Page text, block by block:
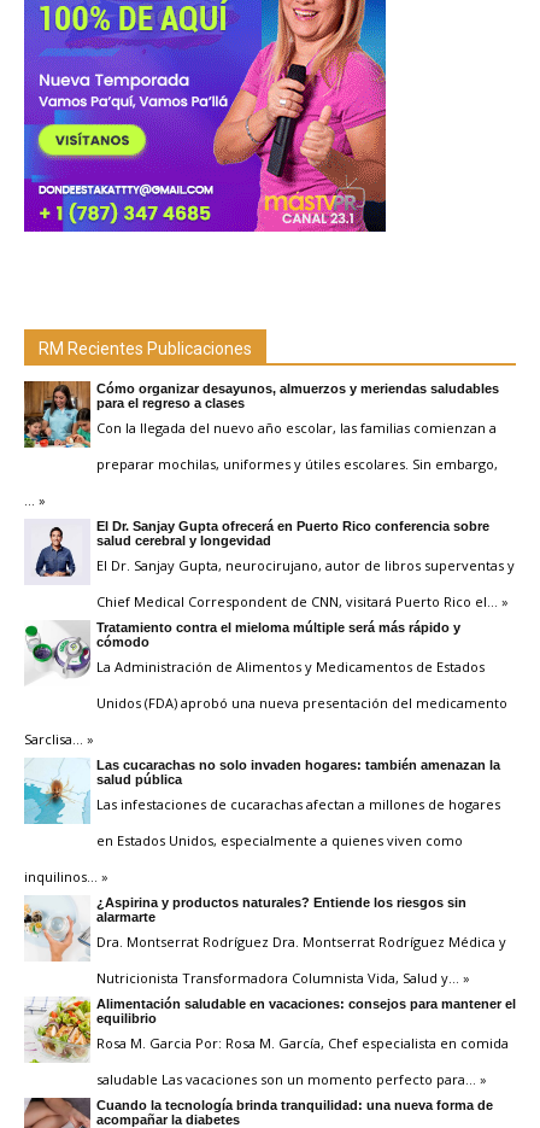
RM Recientes Publicaciones
Cómo organizar desayunos, almuerzos y meriendas saludables
para el regreso a clases
Con la llegada del nuevo año escolar, las familias comienzan a
preparar mochilas, uniformes y útiles escolares. Sin embargo,
… »
El Dr. Sanjay Gupta ofrecerá en Puerto Rico conferencia sobre
salud cerebral y longevidad
El Dr. Sanjay Gupta, neurocirujano, autor de libros superventas y
Chief Medical Correspondent de CNN, visitará Puerto Rico el … »
Tratamiento contra el mieloma múltiple será más rápido y
cómodo
La Administración de Alimentos y Medicamentos de Estados
Unidos (FDA) aprobó una nueva presentación del medicamento
Sarclisa … »
Las cucarachas no solo invaden hogares: también amenazan la
salud pública
Las infestaciones de cucarachas afectan a millones de hogares
en Estados Unidos, especialmente a quienes viven como
inquilinos … »
¿Aspirina y productos naturales? Entiende los riesgos sin
alarmarte
Dra. Montserrat Rodríguez Dra. Montserrat Rodríguez Médica y
Nutricionista Transformadora Columnista Vida, Salud y … »
Alimentación saludable en vacaciones: consejos para mantener el
equilibrio
Rosa M. Garcia Por: Rosa M. García, Chef especialista en comida
saludable Las vacaciones son un momento perfecto para … »
Cuando la tecnología brinda tranquilidad: una nueva forma de
acompañar la diabetes